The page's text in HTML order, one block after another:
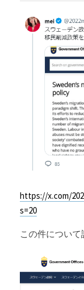
Southeast
Russia News
Middle East
特集ページ
About Mei
Beginner's
投資
検索
https://x.com/
s=20
この件について